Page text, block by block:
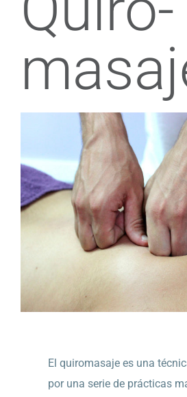
El quiromasaje es una
por una serie de prácticas